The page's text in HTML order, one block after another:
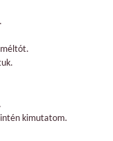
kimutatom.